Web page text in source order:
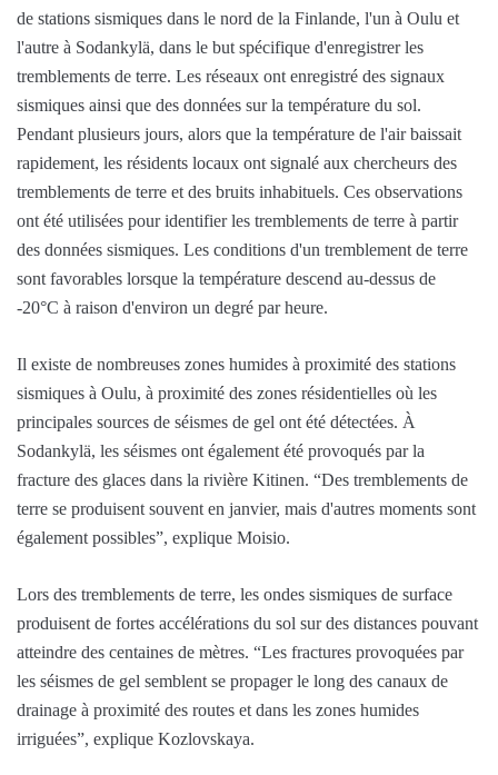
de stations sismiques dans le nord de la Finlande, l'un à Oulu et
l'autre à Sodankylä, dans le but spécifique d'enregistrer les
tremblements de terre. Les réseaux ont enregistré des signaux
sismiques ainsi que des données sur la température du sol.
Pendant plusieurs jours, alors que la température de l'air baissait
rapidement, les résidents locaux ont signalé aux chercheurs des
tremblements de terre et des bruits inhabituels. Ces observations
ont été utilisées pour identifier les tremblements de terre à partir
des données sismiques. Les conditions d'un tremblement de terre
sont favorables lorsque la température descend au-dessus de
-20°C à raison d'environ un degré par heure.
Il existe de nombreuses zones humides à proximité des stations
sismiques à Oulu, à proximité des zones résidentielles où les
principales sources de séismes de gel ont été détectées. À
Sodankylä, les séismes ont également été provoqués par la
fracture des glaces dans la rivière Kitinen. “Des tremblements de
terre se produisent souvent en janvier, mais d'autres moments sont
également possibles”, explique Moisio.
Lors des tremblements de terre, les ondes sismiques de surface
produisent de fortes accélérations du sol sur des distances pouvant
atteindre des centaines de mètres. “Les fractures provoquées par
les séismes de gel semblent se propager le long des canaux de
drainage à proximité des routes et dans les zones humides
irriguées”, explique Kozlovskaya.